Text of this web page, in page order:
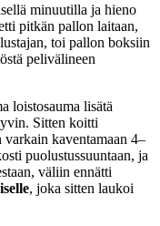
minuutilla ja hieno
pitkän pallon laitaan,
toi pallon boksiin
pelivälineen
loistosauma lisätä
Sitten koitti
kaventamaan 4–
puolustussuuntaan, ja
väliin ennätti
, joka sitten laukoi